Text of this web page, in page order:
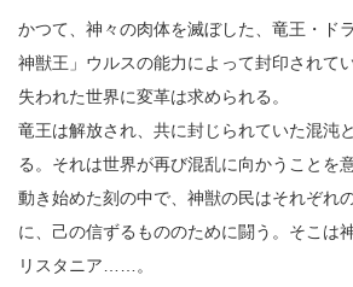
かつて、神々の肉体を滅ぼした、竜王・ド
神獣王」ウルスの能力によって封印されて
失われた世界に変革は求められる。
竜王は解放され、共に封じられていた混沌
る。それは世界が再び混乱に向かうことを
動き始めた刻の中で、神獣の民はそれぞれ
に、己の信ずるもののために闘う。そこは
リスタニア……。